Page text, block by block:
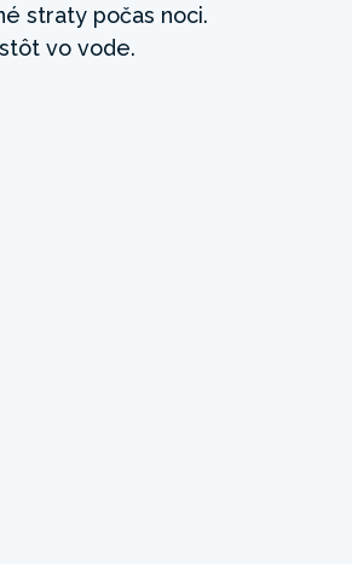
straty počas noci.
vo vode.